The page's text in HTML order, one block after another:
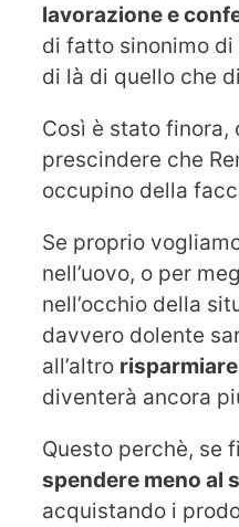
lavorazione e
di fatto sinonimo
di là di quello che
Così è stato finora,
prescindere che
occupino della
Se proprio
nell’uovo, o per
nell’occhio della
davvero dolente
all’altro
diventerà ancora
Questo perchè, se
spendere meno al
acquistando i